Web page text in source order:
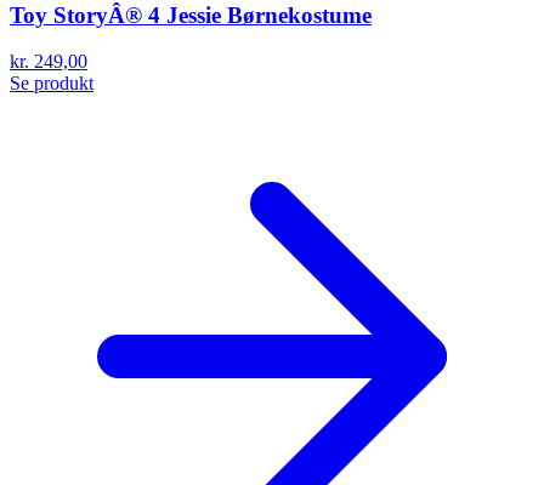
Toy StoryÂ® 4 Jessie Børnekostume
kr. 249,00
Se produkt